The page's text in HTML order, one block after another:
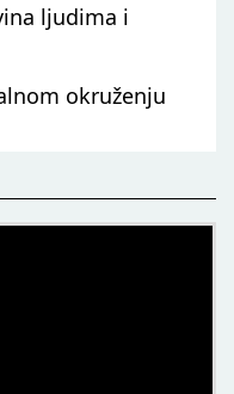
ljudima i
okruženju